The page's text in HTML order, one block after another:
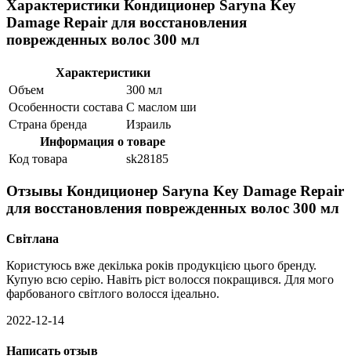
Характеристики Кондиционер Saryna Key
Damage Repair для восстановления
поврежденных волос 300 мл
Характеристики
Объем
300 мл
Особенности состава С маслом ши
Страна бренда
Израиль
Информация о товаре
Код товара
sk28185
Отзывы Кондиционер Saryna Key Damage Repair
для восстановления поврежденных волос 300 мл
Світлана
Користуюсь вже декілька років продукцією цього бренду.
Купую всю серію. Навіть ріст волосся покращився. Для мого
фарбованого світлого волосся ідеально.
2022-12-14
Написать отзыв